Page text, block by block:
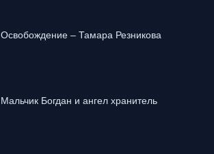
Освобождение – Тамара Резникова
Mальчик Богдан и ангел хранитель